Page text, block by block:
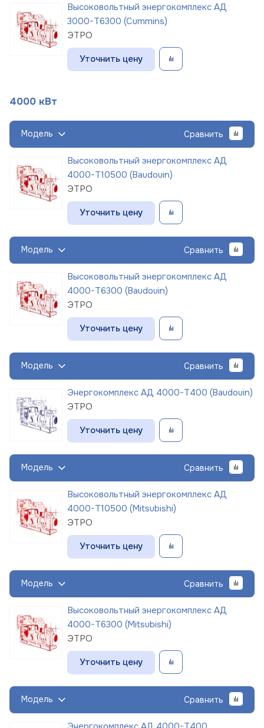
Высоковольтный энергокомплекс АД
3000-Т6300 (Cummins)
ЭТРО
Уточнить цену
4000 кВт
Модель Сравнить
Высоковольтный энергокомплекс АД
4000-Т10500 (Baudouin)
ЭТРО
Уточнить цену
Модель Сравнить
Высоковольтный энергокомплекс АД
4000-Т6300 (Baudouin)
ЭТРО
Уточнить цену
Модель Сравнить
Энергокомплекс АД 4000-Т400 (Baudouin)
ЭТРО
Уточнить цену
Модель Сравнить
Высоковольтный энергокомплекс АД
4000-Т10500 (Mitsubishi)
ЭТРО
Уточнить цену
Модель Сравнить
Высоковольтный энергокомплекс АД
4000-Т6300 (Mitsubishi)
ЭТРО
Уточнить цену
Модель Сравнить